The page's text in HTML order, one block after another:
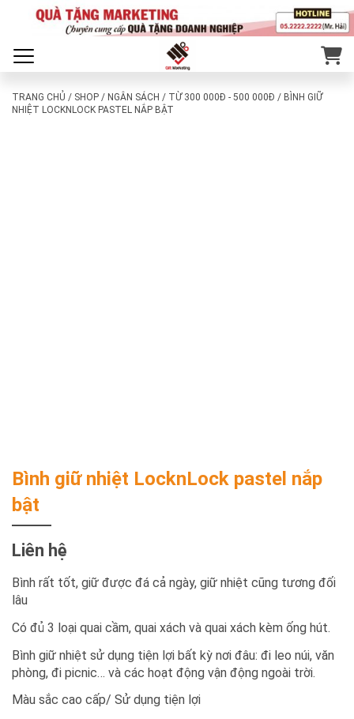
TRANG CHỦ / SHOP / NGÂN SÁCH / TỪ 300 000Đ - 500 000Đ / BÌNH GIỮ
NHIỆT LOCKNLOCK PASTEL NẮP BẬT
Bình giữ nhiệt LocknLock pastel nắp
bật
Liên hệ
Bình rất tốt, giữ được đá cả ngày, giữ nhiệt cũng tương đối
lâu
Có đủ 3 loại quai cầm, quai xách và quai xách kèm ống hút.
Bình giữ nhiệt sử dụng tiện lợi bất kỳ nơi đâu: đi leo núi, văn
phòng, đi picnic… và các hoạt động vận động ngoài trời.
Màu sắc cao cấp/ Sử dụng tiện lợi